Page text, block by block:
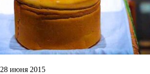
28 июня 2015